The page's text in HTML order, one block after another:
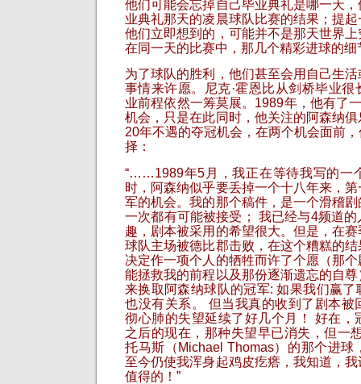
他们可能会忘掉自己毕业典礼是哪一天
业典礼那天的凌晨球队比赛的结果；提
他们立即想到的，可能并不是那天世界
在同一天的比赛中，那几个精彩进球的
为了球队的胜利，他们甚至会用自己生
事情来许愿。尼克·霍恩比从剑桥毕业
业前程依然一筹莫展。1989年，他有了
机会，只是在此同时，他关注的阿森纳
20年不遇的夺冠机会，在两个机会面前
择：
“……1989年5月，我正在等待我写的一
时，阿森纳似乎要丢掉一个十八年来，
军的机会。我的那个稿件，是一个滑稽
一次都有可能被接受； 我已经与4频道
趣，剧本被采用的希望很大。但是，在
球队主场被德比郡击败，在这个糟糕的
决定作一项个人的牺牲而许了个愿（那
能拯救我的前程以及那份逐渐遗忘的自
来换取阿森纳球队的冠军: 如果我们赢
也没有关系。 但当我真的收到了剧本被
彻心肺的失望延续了好几个月！ 好在，
之后的现在，那种失望早已消失，但一
托马斯（Michael Thomas）的那个进球
至今仍使我浑身起鸡皮疙瘩，我知道，
值得的！”